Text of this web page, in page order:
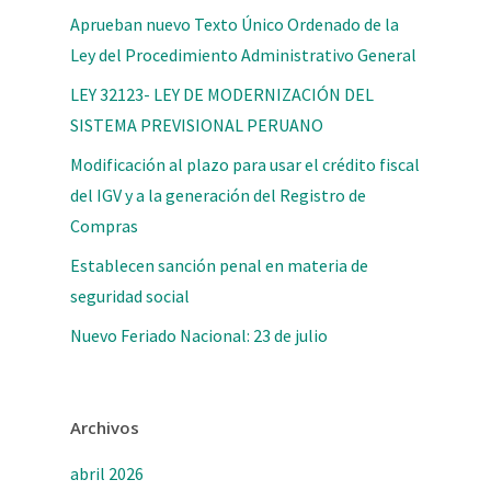
Aprueban nuevo Texto Único Ordenado de la
Ley del Procedimiento Administrativo General
LEY 32123- LEY DE MODERNIZACIÓN DEL
SISTEMA PREVISIONAL PERUANO
Modificación al plazo para usar el crédito fiscal
del IGV y a la generación del Registro de
Compras
Establecen sanción penal en materia de
seguridad social
Nuevo Feriado Nacional: 23 de julio
Archivos
abril 2026